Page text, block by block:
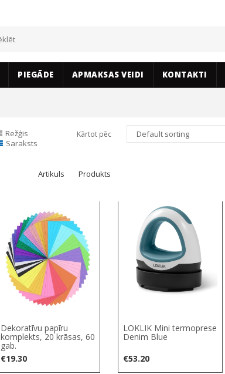
PIEGĀDE APMAKSAS VEIDI KONTAKTI
Režģis
Saraksts
Kārtot pēc
Artikuls Produkts
Dekoratīvu papīru
komplekts, 20 krāsas, 60
gab.
€19.30
LOKLIK Mini termoprese
Denim Blue
€53.20